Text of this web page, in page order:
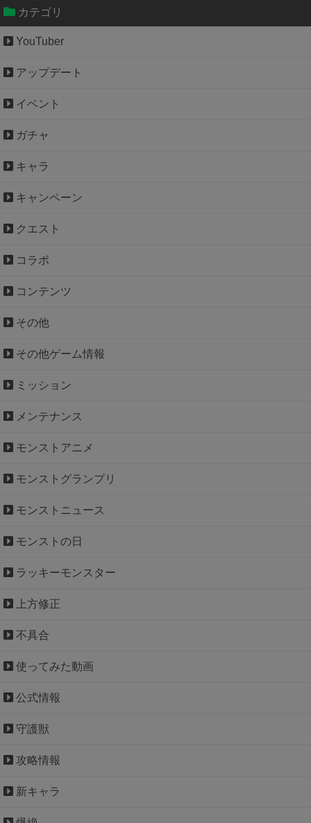
Powered by livedoor 相互RSS
カテゴリ
YouTuber
アップデート
イベント
ガチャ
キャラ
キャンペーン
クエスト
コラボ
コンテンツ
その他
その他ゲーム情報
ミッション
メンテナンス
モンストアニメ
モンストグランプリ
モンストニュース
モンストの日
ラッキーモンスター
上方修正
不具合
使ってみた動画
公式情報
守護獣
攻略情報
新キャラ